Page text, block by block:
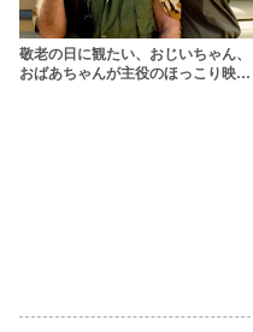
敬老の日に観たい、おじいちゃん、
おばあちゃんが主役のほっこり映画